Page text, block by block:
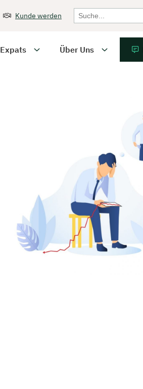
Kunde werden
Expats Über Uns